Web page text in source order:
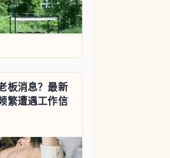
板消息？最新
繁遭遇工作信